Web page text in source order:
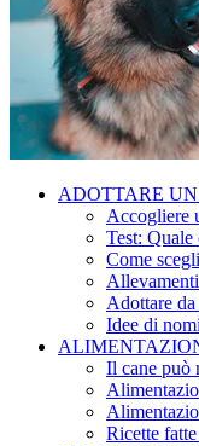
ADOTTARE
Accogliere
Test: Quale
Come
Allevamenti
Adottare
Idee di
Il cane può
Ricette